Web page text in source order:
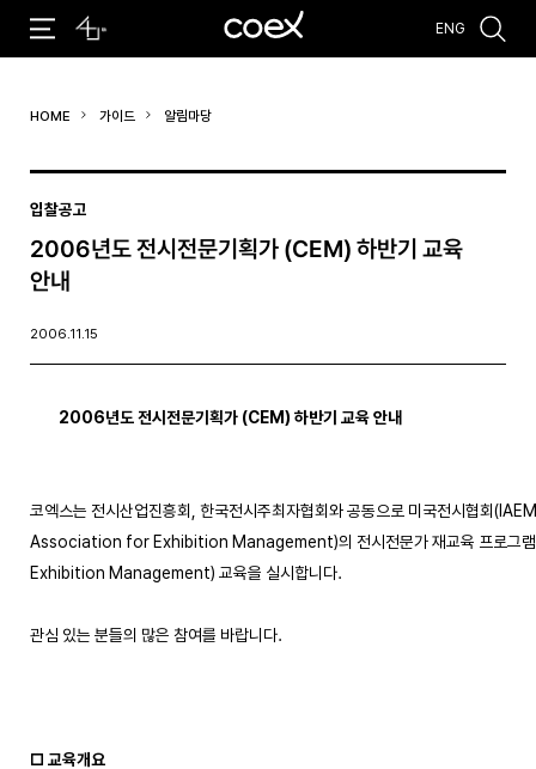
#코엑스 전시 #행사
ENG
HOME 가이드 알림마당
입찰공고
2006년도 전시전문기획가 (CEM) 하반기 교육
안내
2006.11.15
2006년도 전시전문기획가 (CEM) 하반기 교육 안내
코엑스는 전시산업진흥회, 한국전시주최자협회와 공동으로 미국전시협회
Association for Exhibition Management)의 전시전문가 재교육 프로그
Exhibition Management) 교육을 실시합니다.
관심 있는 분들의 많은 참여를 바랍니다.
□ 교육개요